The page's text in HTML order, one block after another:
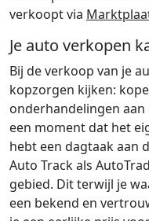
verkoopt via
Je auto verkopen
Bij de verkoop van je
kopzorgen kijken:
onderhandelingen
een moment dat het
hebt een dagtaak aan
Auto Track als
gebied. Dit terwijl je
een bekend en